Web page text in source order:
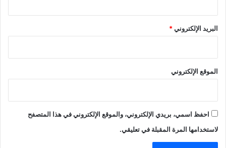
البريد الإلكتروني*
الموقع الإلكتروني
احفظ اسمي، بريدي الإلكتروني، والموقع الإلكتروني في هذا المتصفح
لاستخدامها المرة المقبلة في تعليقي.